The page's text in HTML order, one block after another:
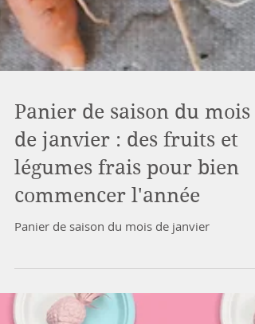
Panier de saison du mois
de janvier : des fruits et
légumes frais pour bien
commencer l'année